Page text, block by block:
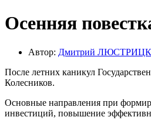
Осенняя
Автор: Дмитрий
После летних каникул
Колесников.
Основные направления при
инвестиций, повышение